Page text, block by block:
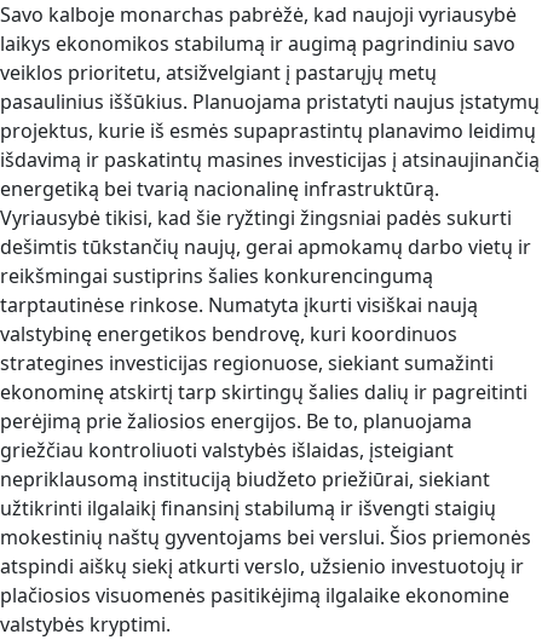
Savo kalboje monarchas pabrėžė, kad naujoji vyriausybė
laikys ekonomikos stabilumą ir augimą pagrindiniu savo
veiklos prioritetu, atsižvelgiant į pastarųjų metų
pasaulinius iššūkius. Planuojama pristatyti naujus įstatymų
projektus, kurie iš esmės supaprastintų planavimo leidimų
išdavimą ir paskatintų masines investicijas į atsinaujinančią
energetiką bei tvarią nacionalinę infrastruktūrą.
Vyriausybė tikisi, kad šie ryžtingi žingsniai padės sukurti
dešimtis tūkstančių naujų, gerai apmokamų darbo vietų ir
reikšmingai sustiprins šalies konkurencingumą
tarptautinėse rinkose. Numatyta įkurti visiškai naują
valstybinę energetikos bendrovę, kuri koordinuos
strategines investicijas regionuose, siekiant sumažinti
ekonominę atskirtį tarp skirtingų šalies dalių ir pagreitinti
perėjimą prie žaliosios energijos. Be to, planuojama
griežčiau kontroliuoti valstybės išlaidas, įsteigiant
nepriklausomą instituciją biudžeto priežiūrai, siekiant
užtikrinti ilgalaikį finansinį stabilumą ir išvengti staigių
mokestinių naštų gyventojams bei verslui. Šios priemonės
atspindi aiškų siekį atkurti verslo, užsienio investuotojų ir
plačiosios visuomenės pasitikėjimą ilgalaike ekonomine
valstybės kryptimi.